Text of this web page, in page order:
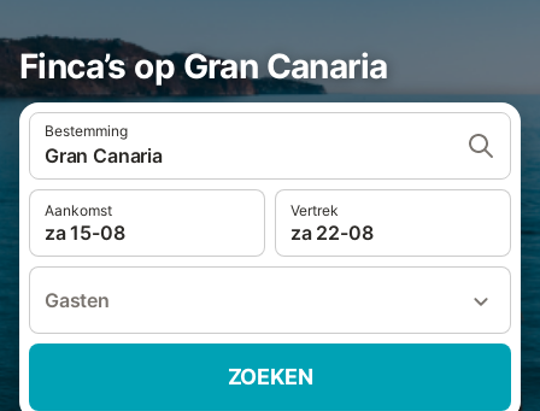
Finca’s op Gran Canaria
Bestemming
Gran Canaria
Aankomst
za 15-08
Vertrek
za 22-08
Gasten
ZOEKEN